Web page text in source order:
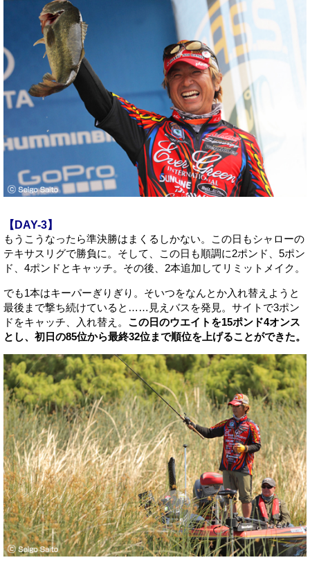
【DAY-3】
もうこうなったら準決勝はまくるしかない。この日もシャローの
テキサスリグで勝負に。そして、この日も順調に2ポンド、5ポン
ド、4ポンドとキャッチ。その後、2本追加してリミットメイク。
でも1本はキーパーぎりぎり。そいつをなんとか入れ替えようと
最後まで撃ち続けていると……見えバスを発見。サイトで3ポン
ドをキャッチ、入れ替え。 この日のウエイトを15ポンド4オンス
とし、初日の85位から最終32位まで順位を上げることができた。